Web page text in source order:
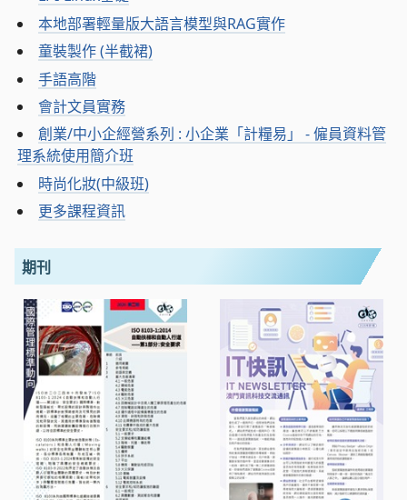
本地部署輕量版大語言模型與RAG實作
童裝製作 (半截裙)
手語高階
會計文員實務
創業/中小企經營系列 : 小企業「計糧易」 - 僱員資料管
理系統使用簡介班
時尚化妝(中級班)
更多課程資訊
期刊